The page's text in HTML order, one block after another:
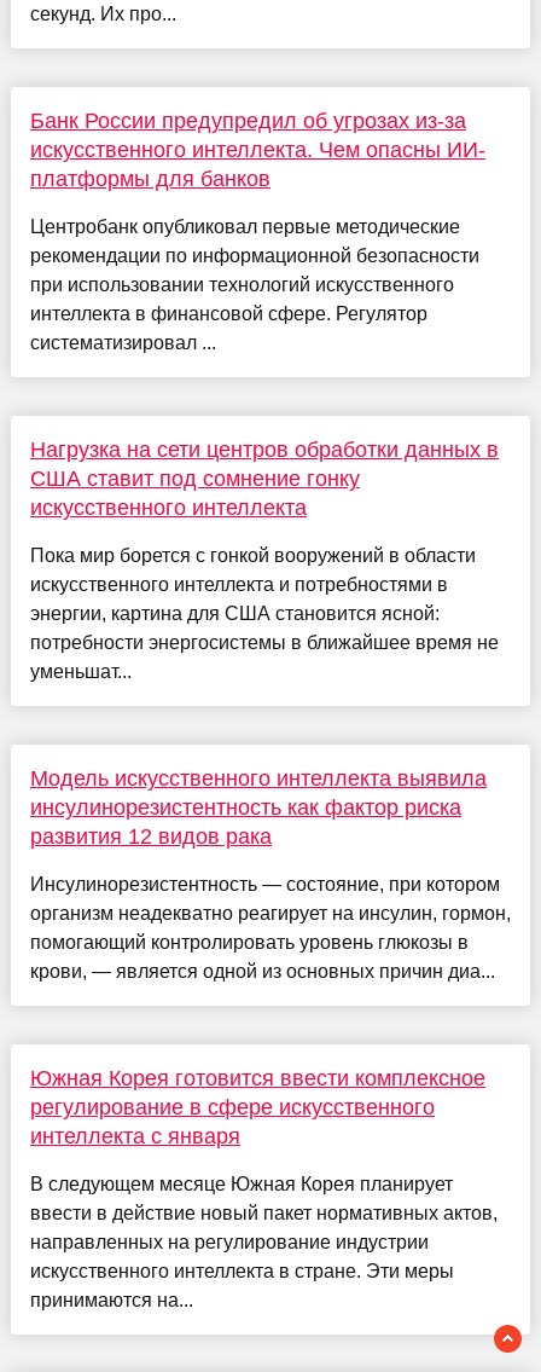
секунд. Их про...
Банк России предупредил об угрозах из-за
искусственного интеллекта. Чем опасны ИИ-
платформы для банков
Центробанк опубликовал первые методические
рекомендации по информационной безопасности
при использовании технологий искусственного
интеллекта в финансовой сфере. Регулятор
систематизировал ...
Нагрузка на сети центров обработки данных в
США ставит под сомнение гонку
искусственного интеллекта
Пока мир борется с гонкой вооружений в области
искусственного интеллекта и потребностями в
энергии, картина для США становится ясной:
потребности энергосистемы в ближайшее время не
уменьшат...
Модель искусственного интеллекта выявила
инсулинорезистентность как фактор риска
развития 12 видов рака
Инсулинорезистентность — состояние, при котором
организм неадекватно реагирует на инсулин, гормон,
помогающий контролировать уровень глюкозы в
крови, — является одной из основных причин диа...
Южная Корея готовится ввести комплексное
регулирование в сфере искусственного
интеллекта с января
В следующем месяце Южная Корея планирует
ввести в действие новый пакет нормативных актов,
направленных на регулирование индустрии
искусственного интеллекта в стране. Эти меры
принимаются на...